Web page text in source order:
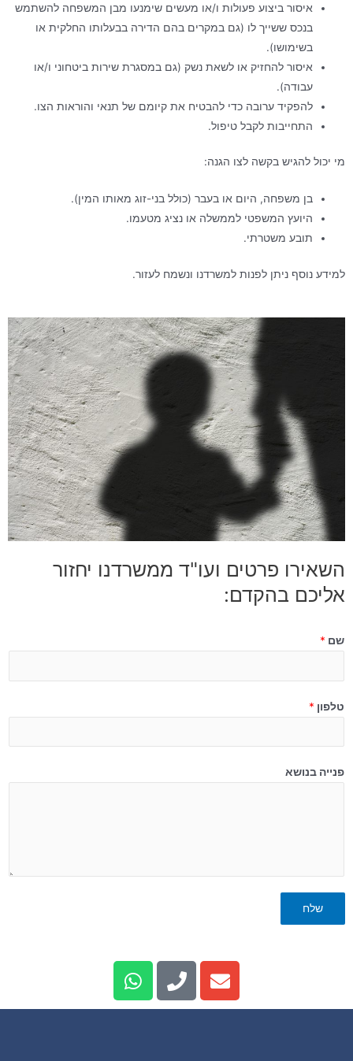
איסור ביצוע פעולות ו/או מעשים שימנעו מבן המשפחה להשתמש
בנכס ששייך לו (גם במקרים בהם הדירה בבעלותו החלקית או
בשימושו).
איסור להחזיק או לשאת נשק (גם במסגרת שירות ביטחוני ו/או
עבודה).
להפקיד ערובה כדי להבטיח את קיומם של תנאי והוראות הצו.
התחייבות לקבל טיפול.
מי יכול להגיש בקשה לצו הגנה:
בן משפחה, היום או בעבר (כולל בני-זוג מאותו המין).
היועץ המשפטי לממשלה או נציג מטעמו.
תובע משטרתי.
למידע נוסף ניתן לפנות למשרדנו ונשמח לעזור.
השאירו פרטים ועו"ד ממשרדנו יחזור
אליכם בהקדם:
שם *
טלפון *
פנייה בנושא
שלח